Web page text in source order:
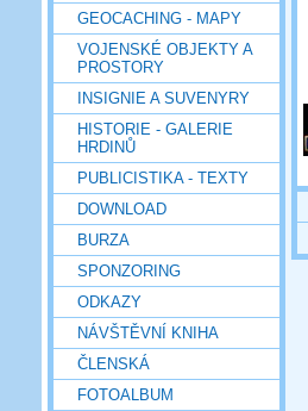
GEOCACHING - MAPY
VOJENSKÉ OBJEKTY A
PROSTORY
INSIGNIE A SUVENYRY
HISTORIE - GALERIE
HRDINŮ
PUBLICISTIKA - TEXTY
DOWNLOAD
BURZA
SPONZORING
ODKAZY
NÁVŠTĚVNÍ KNIHA
ČLENSKÁ
FOTOALBUM